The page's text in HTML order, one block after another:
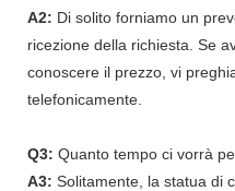
A2: Di solito forniamo un
ricezione della richiesta. Se
conoscere il prezzo, vi
telefonicamente.
Q3: Quanto tempo ci vorrà
A3: Solitamente, la statua di